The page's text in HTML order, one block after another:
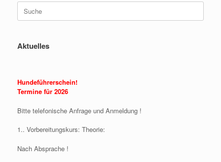
Suche
nach:
Aktuelles
Hundeführerschein!
Termine für 2026
Bitte telefonische Anfrage und Anmeldung !
1.. Vorbereitungskurs: Theorie:
Nach Absprache !